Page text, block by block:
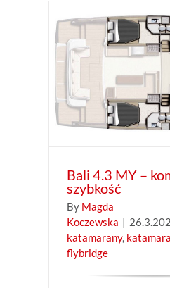
Bali 4.3 MY –
szybkość
By Magda
Koczewska |
katamarany,
flybridge